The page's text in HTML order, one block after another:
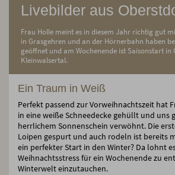
Livebilder aus
Frau Holle meint es in diesem Jahr richtig gut
in Grasgehren und an der Hörnerbahn haben
geöffnet und am Wochenende ist Saisonstart in
Kleinwalsertal.
Ein Traum in Weiß
Perfekt passend zur Vorweihnachtszeit hat
in eine weiße Schneedecke gehüllt und uns
herrlichem Sonnenschein verwöhnt. Die
Loipen gespurt und auch rodeln ist bereits
ein perfekter Start in den Winter? Da lohnt
Weihnachtsstress für ein Wochenende zu
Winterwelt einzutauchen.